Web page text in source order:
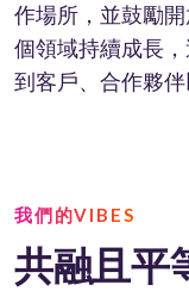
作場所，並鼓勵
個領域持續成長
到客戶、合作夥伴
我們的VIBES
共融且平